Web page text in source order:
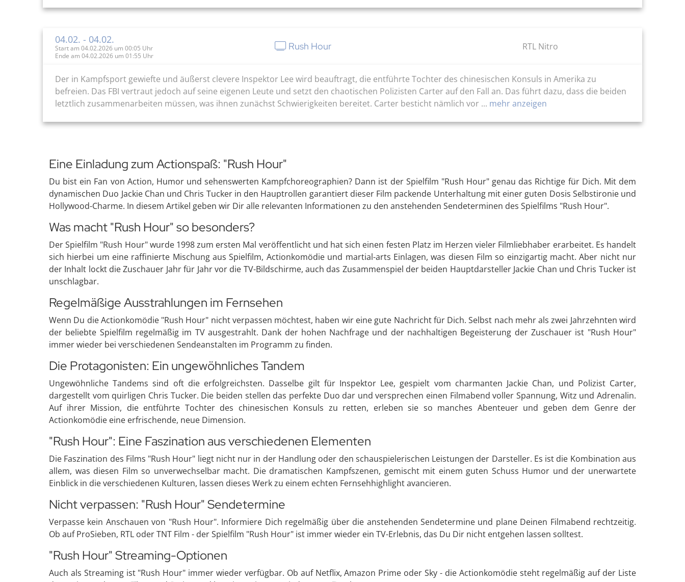
04.02. - 04.02.
Start am 04.02.2026 um 00:05 Uhr
Ende am 04.02.2026 um 01:55 Uhr
Rush Hour RTL Nitro
Der in Kampfsport gewiefte und äußerst clevere Inspektor Lee wird beauftragt, die entführte Tochter des chinesischen Konsuls in Amerika zu
befreien. Das FBI vertraut jedoch auf seine eigenen Leute und setzt den chaotischen Polizisten Carter auf den Fall an. Das führt dazu, dass die beiden
letztlich zusammenarbeiten müssen, was ihnen zunächst Schwierigkeiten bereitet. Carter besticht nämlich vor ... mehr anzeigen
Eine Einladung zum Actionspaß: "Rush Hour"
Du bist ein Fan von Action, Humor und sehenswerten Kampfchoreographien? Dann ist der Spielfilm "Rush Hour" genau das Richtige für Dich. Mit dem
dynamischen Duo Jackie Chan und Chris Tucker in den Hauptrollen garantiert dieser Film packende Unterhaltung mit einer guten Dosis Selbstironie und
Hollywood-Charme. In diesem Artikel geben wir Dir alle relevanten Informationen zu den anstehenden Sendeterminen des Spielfilms "Rush Hour".
Was macht "Rush Hour" so besonders?
Der Spielfilm "Rush Hour" wurde 1998 zum ersten Mal veröffentlicht und hat sich einen festen Platz im Herzen vieler Filmliebhaber erarbeitet. Es handelt
sich hierbei um eine raffinierte Mischung aus Spielfilm, Actionkomödie und martial-arts Einlagen, was diesen Film so einzigartig macht. Aber nicht nur
der Inhalt lockt die Zuschauer Jahr für Jahr vor die TV-Bildschirme, auch das Zusammenspiel der beiden Hauptdarsteller Jackie Chan und Chris Tucker ist
unschlagbar.
Regelmäßige Ausstrahlungen im Fernsehen
Wenn Du die Actionkomödie "Rush Hour" nicht verpassen möchtest, haben wir eine gute Nachricht für Dich. Selbst nach mehr als zwei Jahrzehnten wird
der beliebte Spielfilm regelmäßig im TV ausgestrahlt. Dank der hohen Nachfrage und der nachhaltigen Begeisterung der Zuschauer ist "Rush Hour"
immer wieder bei verschiedenen Sendeanstalten im Programm zu finden.
Die Protagonisten: Ein ungewöhnliches Tandem
Ungewöhnliche Tandems sind oft die erfolgreichsten. Dasselbe gilt für Inspektor Lee, gespielt vom charmanten Jackie Chan, und Polizist Carter,
dargestellt vom quirligen Chris Tucker. Die beiden stellen das perfekte Duo dar und versprechen einen Filmabend voller Spannung, Witz und Adrenalin.
Auf ihrer Mission, die entführte Tochter des chinesischen Konsuls zu retten, erleben sie so manches Abenteuer und geben dem Genre der
Actionkomödie eine erfrischende, neue Dimension.
"Rush Hour": Eine Faszination aus verschiedenen Elementen
Die Faszination des Films "Rush Hour" liegt nicht nur in der Handlung oder den schauspielerischen Leistungen der Darsteller. Es ist die Kombination aus
allem, was diesen Film so unverwechselbar macht. Die dramatischen Kampfszenen, gemischt mit einem guten Schuss Humor und der unerwartete
Einblick in die verschiedenen Kulturen, lassen dieses Werk zu einem echten Fernsehhighlight avancieren.
Nicht verpassen: "Rush Hour" Sendetermine
Verpasse kein Anschauen von "Rush Hour". Informiere Dich regelmäßig über die anstehenden Sendetermine und plane Deinen Filmabend rechtzeitig.
Ob auf ProSieben, RTL oder TNT Film - der Spielfilm "Rush Hour" ist immer wieder ein TV-Erlebnis, das Du Dir nicht entgehen lassen solltest.
"Rush Hour" Streaming-Optionen
Auch als Streaming ist "Rush Hour" immer wieder verfügbar. Ob auf Netflix, Amazon Prime oder Sky - die Actionkomödie steht regelmäßig auf der Liste